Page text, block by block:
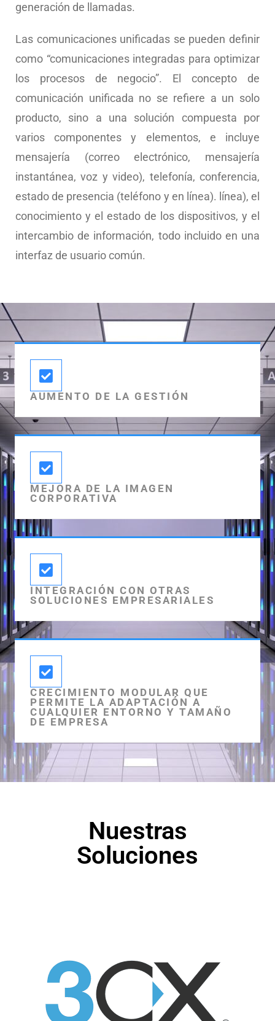
generación de llamadas.
Las comunicaciones unificadas se pueden definir
como “comunicaciones integradas para optimizar
los procesos de negocio”. El concepto de
comunicación unificada no se refiere a un solo
producto, sino a una solución compuesta por
varios componentes y elementos, e incluye
mensajería (correo electrónico, mensajería
instantánea, voz y video), telefonía, conferencia,
estado de presencia (teléfono y en línea). línea), el
conocimiento y el estado de los dispositivos, y el
intercambio de información, todo incluido en una
interfaz de usuario común.
AUMENTO DE LA GESTIÓN
MEJORA DE LA IMAGEN
CORPORATIVA
INTEGRACIÓN CON OTRAS
SOLUCIONES EMPRESARIALES
CRECIMIENTO MODULAR QUE
PERMITE LA ADAPTACIÓN A
CUALQUIER ENTORNO Y TAMAÑO
DE EMPRESA
Nuestras
Soluciones